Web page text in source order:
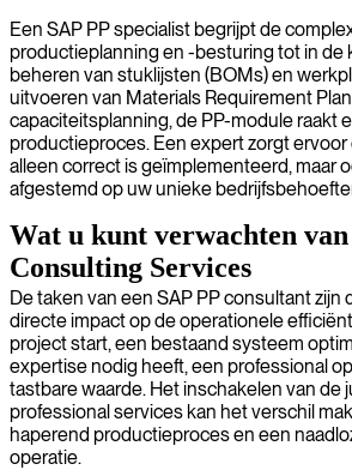
Een SAP PP specialist begrijpt de
productieplanning en -besturing tot in de
beheren van stuklijsten (BOMs) en
uitvoeren van Materials Requirement
capaciteitsplanning, de PP-module raakt
productieproces. Een expert zorgt
alleen correct is geïmplementeerd, maar
afgestemd op uw unieke
Wat u kunt verwachten van
Consulting Services
De taken van een SAP PP consultant zijn
directe impact op de operationele
project start, een bestaand systeem
expertise nodig heeft, een professional
tastbare waarde. Het inschakelen van de
professional services kan het verschil
haperend productieproces en een
operatie.